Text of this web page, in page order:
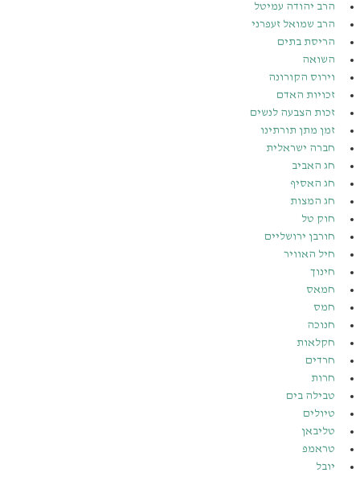
הרב יהודה עמיטל
הרב שמואל זעפרני
הריסת בתים
השואה
וירוס הקורונה
זכויות האדם
זכות הצבעה לנשים
זמן מתן תורתינו
חברה ישראלית
חג האביב
חג האסיף
חג המצות
חוק טל
חורבן ירושליים
חיל האוויר
חינוך
חמאס
חמס
חנוכה
חקלאות
חרדים
חרות
טבילה בים
טיולים
טליבאן
טראמפ
יובל